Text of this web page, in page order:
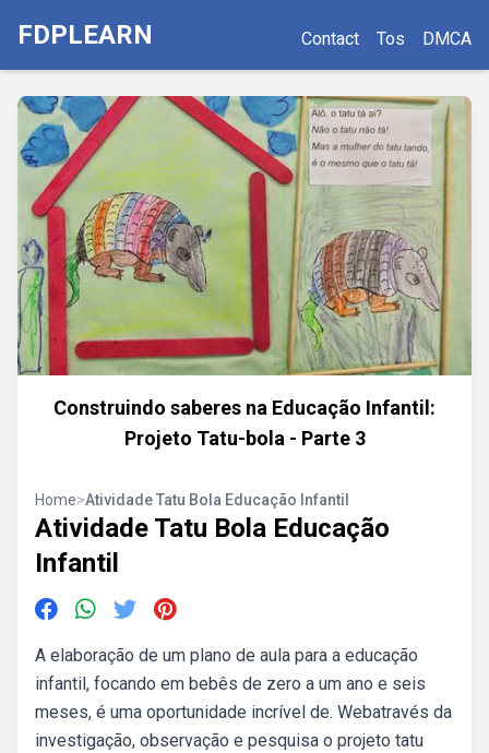
FDPLEARN Contact Tos DMCA
Construindo saberes na Educação Infantil:
Projeto Tatu-bola - Parte 3
Home>Atividade Tatu Bola Educação Infantil
Atividade Tatu Bola Educação
Infantil
A elaboração de um plano de aula para a educação
infantil, focando em bebês de zero a um ano e seis
meses, é uma oportunidade incrível de. Webatravés da
investigação, observação e pesquisa o projeto tatu